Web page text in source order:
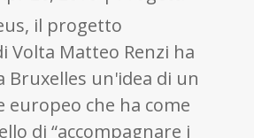
il progetto
Volta Matteo Renzi ha
Bruxelles un'idea di un
europeo che ha come
di “accompagnare i